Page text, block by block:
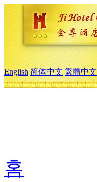
English 简体中文 繁體中文
홈